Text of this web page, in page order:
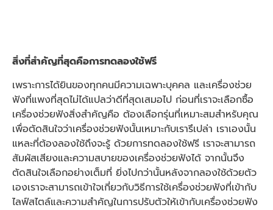
สิ่งที่สำคัญที่สุดคือการทดลองใช้ฟรี
เพราะการได้ยินของทุกคนมีความเฉพาะบุคคล และเครื่องช่วย
ฟังที่แพงที่สุดไม่ได้แปลว่าดีที่สุดเสมอไป ก่อนที่เราจะเลือกซื้อ
เครื่องช่วยฟังสิ่งสําคัญคือ ต้องเลือกรุ่นที่เหมาะสมสําหรับคุณ
เพื่อตัดสินใจว่าเครื่องช่วยฟังนั้นเหมาะกับเรารึเปล่า เราเองนั้น
แหละที่ต้องลองใช้ถึงจะรู้ ด้วยการทดลองใช้ฟรี เราจะสามารถ
สัมผัสเสียงและความสบายของเครื่องช่วยฟังได้ จากนั้นจึง
ตัดสินใจเลือกอย่างเต็มที่ ยิ่งไปกว่านั้นหลังจากลองใช้ด้วยตัว
เองเราจะสามารถเข้าใจเกี่ยวกับวิธีการใช้เครื่องช่วยฟังที่เข้ากับ
ไลฟ์สไตล์และความสำคัญในการปรับตัวให้เข้ากับเครื่องช่วยฟัง